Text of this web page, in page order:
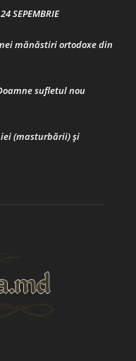
SEPEMBRIE
mănăstiri ortodoxe din
sufletul nou
(masturbării) şi